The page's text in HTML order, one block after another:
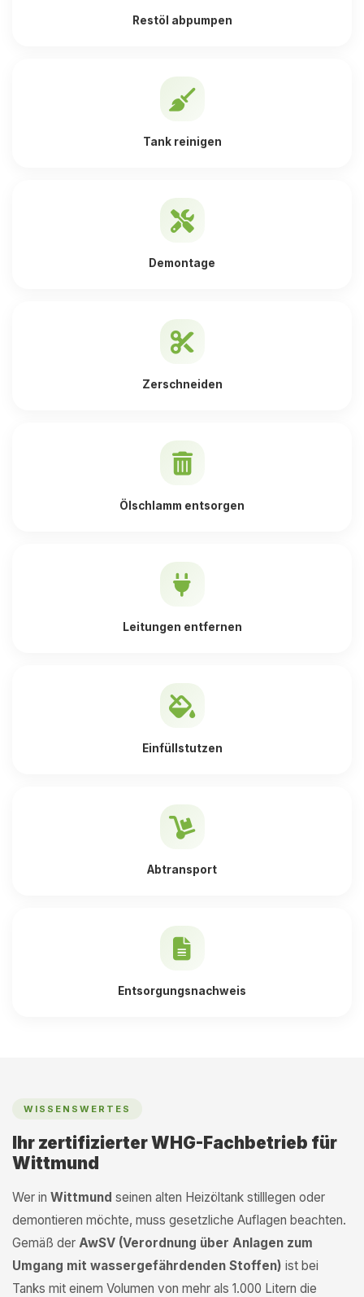
Restöl abpumpen
Tank reinigen
Demontage
Zerschneiden
Ölschlamm entsorgen
Leitungen entfernen
Einfüllstutzen
Abtransport
Entsorgungsnachweis
WISSENSWERTES
Ihr zertifizierter WHG-Fachbetrieb für
Wittmund
Wer in Wittmund seinen alten Heizöltank stilllegen oder
demontieren möchte, muss gesetzliche Auflagen beachten.
Gemäß der AwSV (Verordnung über Anlagen zum
Umgang mit wassergefährdenden Stoffen) ist bei
Tanks mit einem Volumen von mehr als 1.000 Litern die